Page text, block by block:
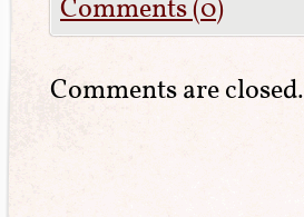
Comments (0)
Comments are closed.